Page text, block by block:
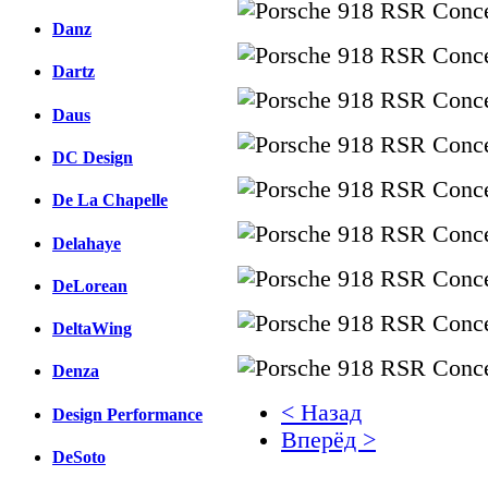
Danz
Dartz
Daus
DC Design
De La Chapelle
Delahaye
DeLorean
DeltaWing
Denza
Design Performance
DeSoto
< Назад
Вперёд >